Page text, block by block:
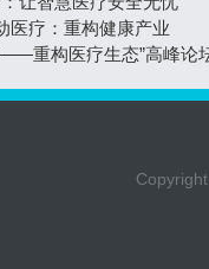
医疗：重构健康产业
重构医疗生态”高峰论